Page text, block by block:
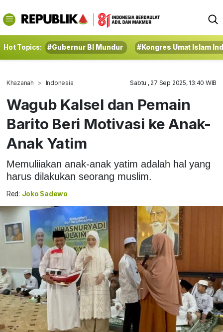
Hot Topics: #Gubernur BI Mundur #Kongres Umat Islam
Khazanah Indonesia Sabtu , 27 Sep 2025, 13:40 WIB
Wagub Kalsel dan Pemain
Barito Beri Motivasi ke Anak-
Anak Yatim
Memuliiakan anak-anak yatim adalah hal yang
harus dilakukan seorang muslim.
Red: Joko Sadewo